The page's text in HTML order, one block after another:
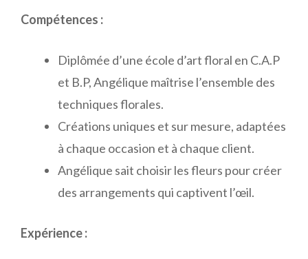
Compétences :
Diplômée d’une école d’art floral en C.A.P
et B.P, Angélique maîtrise l’ensemble des
techniques florales.
Créations uniques et sur mesure, adaptées
à chaque occasion et à chaque client.
Angélique sait choisir les fleurs pour créer
des arrangements qui captivent l’œil.
Expérience :